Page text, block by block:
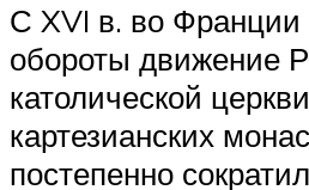
С XVI в. во Франции
обороты движение
католической
картезианских
постепенно